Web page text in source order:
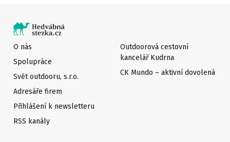
O nás
Spolupráce
Svět outdooru, s.r.o.
Adresáře firem
Přihlášení k newsletteru
Outdoorová cestovní
kancelář Kudrna
CK Mundo – aktivní dovolená
RSS kanály